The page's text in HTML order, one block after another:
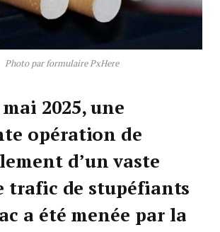
Photo par formulaire PxHere
2025, une
opération de
d’un vaste
trafic de stupéfiants
a été menée par la